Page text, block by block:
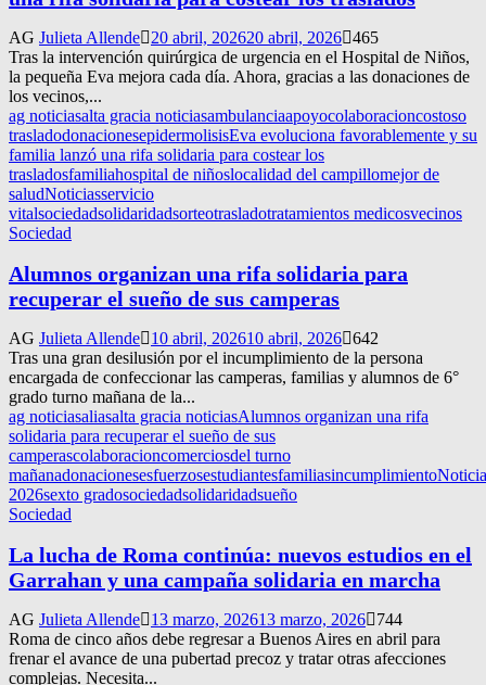
AG Julieta Allende 20 abril, 202620 abril, 2026 465
Tras la intervención quirúrgica de urgencia en el Hospital de Niños,
la pequeña Eva mejora cada día. Ahora, gracias a las donaciones de
los vecinos,...
ag noticiasalta gracia noticiasambulanciaapoyocolaboracioncostoso
trasladodonacionesepidermolisisEva evoluciona favorablemente y su
familia lanzó una rifa solidaria para costear los
trasladosfamiliahospital de niñoslocalidad del campillomejor de
saludNoticiasservicio
vitalsociedadsolidaridadsorteotrasladotratamientos medicosvecinos
Sociedad
Alumnos organizan una rifa solidaria para
recuperar el sueño de sus camperas
AG Julieta Allende 10 abril, 202610 abril, 2026 642
Tras una gran desilusión por el incumplimiento de la persona
encargada de confeccionar las camperas, familias y alumnos de 6°
grado turno mañana de la...
ag noticiasaliasalta gracia noticiasAlumnos organizan una rifa
solidaria para recuperar el sueño de sus
camperascolaboracioncomerciosdel turno
mañanadonacionesesfuerzosestudiantesfamiliasincumplimiento
2026sexto gradosociedadsolidaridadsueño
Sociedad
La lucha de Roma continúa: nuevos estudios en el
Garrahan y una campaña solidaria en marcha
AG Julieta Allende 13 marzo, 202613 marzo, 2026
744
Roma de cinco años debe regresar a Buenos Aires en abril para
frenar el avance de una pubertad precoz y tratar otras afecciones
complejas. Necesita...